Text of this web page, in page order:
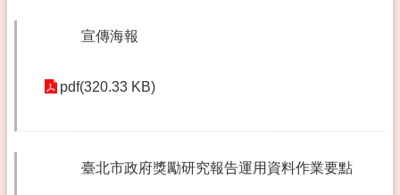
宣傳海報
pdf(320.33 KB)
臺北市政府獎勵研究報告運用資料作業要點